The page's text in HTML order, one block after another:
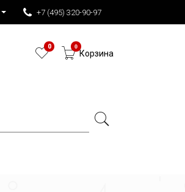
+7 (495) 320-90-97
0 0
Корзина